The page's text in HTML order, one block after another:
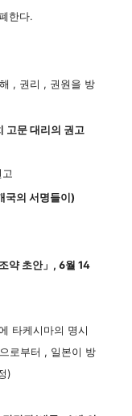
한다.
, 권리 , 권원을 방
문 대리의 권고
국의 서명들이)
약 초안」, 6월 14
타케시마의 명시
로부터 , 일본이 방
)